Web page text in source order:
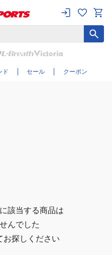
ド セール クーポン
り込む
該当する商品は
んでした
お探しください